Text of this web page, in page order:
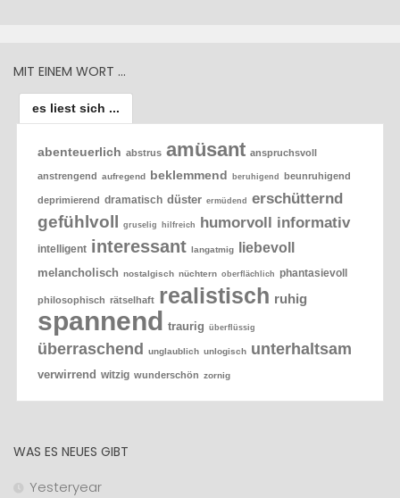
MIT EINEM WORT …
es liest sich ...
abenteuerlich abstrus amüsant anspruchsvoll
anstrengend aufregend beklemmend beruhigend beunruhigend
deprimierend dramatisch düster ermüdend erschütternd
gefühlvoll gruselig hilfreich humorvoll informativ
intelligent interessant langatmig liebevoll
melancholisch nostalgisch nüchtern oberflächlich phantasievoll
philosophisch rätselhaft realistisch ruhig
spannend traurig überflüssig
überraschend unglaublich unlogisch unterhaltsam
verwirrend witzig wunderschön zornig
WAS ES NEUES GIBT
Yesteryear